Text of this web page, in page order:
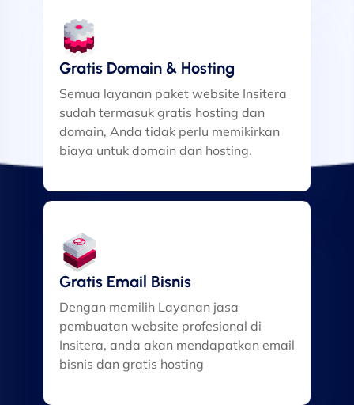
Gratis Domain & Hosting
Semua layanan paket website Insitera
sudah termasuk gratis hosting dan
domain, Anda tidak perlu memikirkan
biaya untuk domain dan hosting.
Gratis Email Bisnis
Dengan memilih Layanan jasa
pembuatan website profesional di
Insitera, anda akan mendapatkan email
bisnis dan gratis hosting